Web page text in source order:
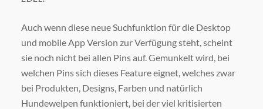
Auch wenn diese neue Suchfunktion für die Desktop
und mobile App Version zur Verfügung steht, scheint
sie noch nicht bei allen Pins auf. Gemunkelt wird, bei
welchen Pins sich dieses Feature eignet, welches zwar
bei Produkten, Designs, Farben und natürlich
Hundewelpen funktioniert, bei der viel kritisierten